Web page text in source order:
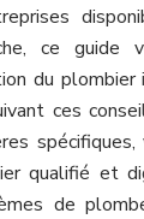
ce guide
du plombier
ces
qualifié et
de